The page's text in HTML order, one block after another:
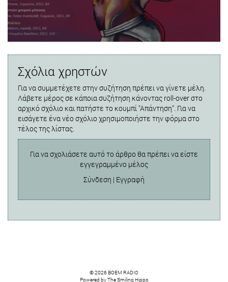
Σχόλια χρηστών
Για να συμμετέχετε στην συζήτηση πρέπει να γίνετε μέλη.
Λάβετε μέρος σε κάποια συζήτηση κάνοντας roll-over στο
αρχικό σχόλιο και πατήστε το κουμπί "Απάντηση". Για να
εισάγετε ένα νέο σχόλιο χρησιμοποιήστε την φόρμα στο
τέλος της λίστας.
Για να σχολιάσετε αυτό το άρθρο θα πρέπει να είστε
εγγεγραμμένο μέλος
Σύνδεση | Εγγραφή
© 2026 BOEM RADIO
Powered byThe Smiling Hippo